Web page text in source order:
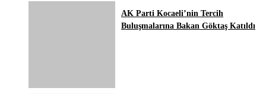
AK Parti Kocaeli’nin Tercih
Buluşmalarına Bakan Göktaş Katıldı